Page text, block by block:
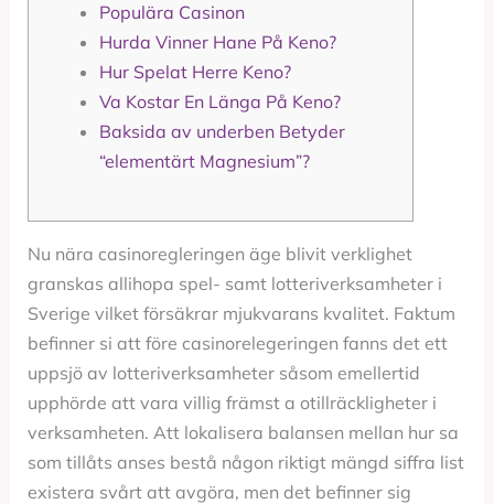
Populära Casinon
Hurda Vinner Hane På Keno?
Hur Spelat Herre Keno?
Va Kostar En Länga På Keno?
Baksida av underben Betyder
“elementärt Magnesium”?
Nu nära casinoregleringen äge blivit verklighet
granskas allihopa spel- samt lotteriverksamheter i
Sverige vilket försäkrar mjukvarans kvalitet. Faktum
befinner si att före casinorelegeringen fanns det ett
uppsjö av lotteriverksamheter såsom emellertid
upphörde att vara villig främst a otillräckligheter i
verksamheten. Att lokalisera balansen mellan hur sa
som tillåts anses bestå någon riktigt mängd siffra list
existera svårt att avgöra, men det befinner sig